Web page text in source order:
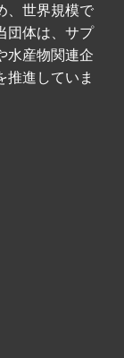
、世界規模で
団体は、サプ
水産物関連企
推進していま